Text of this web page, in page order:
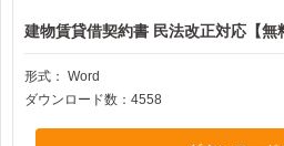
建物賃貸借契約書 民法改正対応【無
形式： Word
ダウンロード数：4558